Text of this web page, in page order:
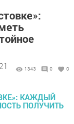
1343 0 0